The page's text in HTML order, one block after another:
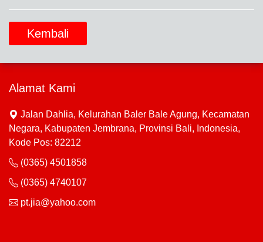
Kembali
Alamat Kami
Jalan Dahlia, Kelurahan Baler Bale Agung, Kecamatan
Negara, Kabupaten Jembrana, Provinsi Bali, Indonesia,
Kode Pos: 82212
(0365) 4501858
(0365) 4740107
pt.jia@yahoo.com